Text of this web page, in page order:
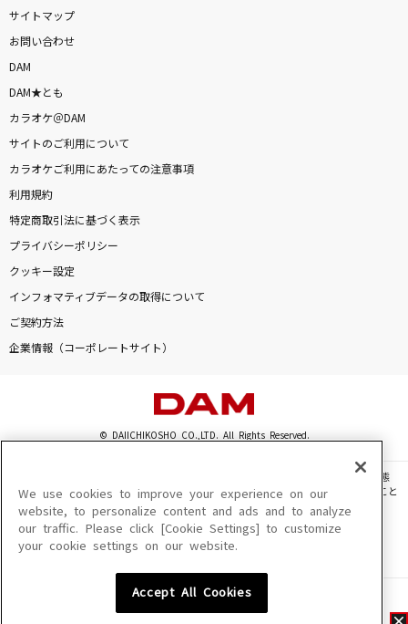
サイトマップ
お問い合わせ
DAM
DAM★とも
カラオケ＠DAM
サイトのご利用について
カラオケご利用にあたっての注意事項
利用規約
特定商取引法に基づく表示
プライバシーポリシー
クッキー設定
インフォマティブデータの取得について
ご契約方法
企業情報（コーポレートサイト）
© DAIICHIKOSHO CO.,LTD. All Rights Reserved.
このサイトに掲載されている一切の文章・画像・写真・動画・音声等を、手段や形態
を問わず、著作権法の定める範囲を超えて無断で複製、転載、ファイル化などすること
を禁じます。
楽曲及びコンテンツは、機種によりご利用いただけない場合があります。
楽曲及びコンテンツの配信日、配信内容が変更になる場合があります。
We use cookies to improve your experience on our
website, to personalize content and ads and to analyze
our traffic. Please click [Cookie Settings] to customize
your cookie settings on our website.
Accept All Cookies